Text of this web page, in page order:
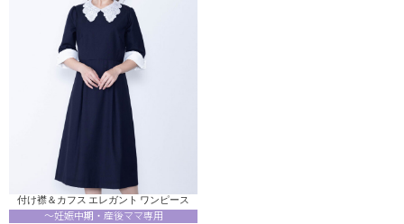
付け襟＆カフス エレガント ワンピース
～妊娠中期・産後ママ専用